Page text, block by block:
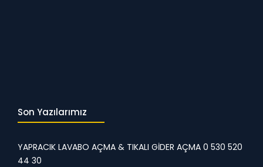
Son Yazılarımız
YAPRACIK LAVABO AÇMA & TIKALI GİDER AÇMA 0 530 520
44 30